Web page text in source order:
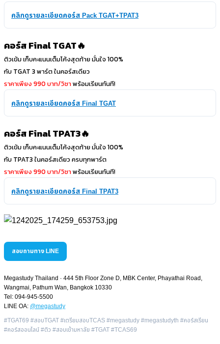
คลิกดูรายละเอียดคอร์ส Pack TGAT+TPAT3
คอร์ส Final TGAT🔥
ติวเข้ม เก็บคะแนนเต็มโค้งสุดท้าย มั่นใจ 100%​
กับ TGAT 3 พาร์ต ในคอร์สเดียว
ราคาเพียง 990 บาท/วิชาพร้อมเรียนทันที!
คลิกดูรายละเอียดคอร์ส Final TGAT
คอร์ส Final TPAT3🔥
ติวเข้ม เก็บคะแนนเต็มโค้งสุดท้าย มั่นใจ 100%​
กับ TPAT3 ในคอร์สเดียว ครบทุกพาร์ต
ราคาเพียง 990 บาท/วิชาพร้อมเรียนทันที!
คลิกดูรายละเอียดคอร์ส Final TPAT3
สอบถามทาง LINE
Megastudy Thailand · 444 5th Floor Zone D, MBK Center, Phayathai Road,
Wangmai, Pathum Wan, Bangkok 10330
Tel: 094-945-5500
LINE OA: @megastudy
#TGAT69 #สอบTGAT #เตรียมสอบTCAS #megastudy #megastudyth #คอร์สเรียน
#คอร์สออนไลน์ #ติว #สอบเข้ามหาลัย #TGAT #TCAS69